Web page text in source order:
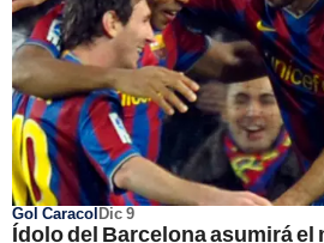
Gol CaracolDic 9
Ídolo del Barcelona asumirá el